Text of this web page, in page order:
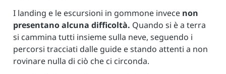
I landing e le escursioni in gommone invece non
presentano alcuna difficoltà. Quando si è a terra
si cammina tutti insieme sulla neve, seguendo i
percorsi tracciati dalle guide e stando attenti a non
rovinare nulla di ciò che ci circonda.